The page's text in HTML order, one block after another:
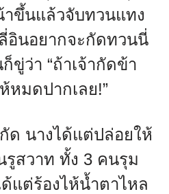
าขึ้นแล้วจับทวนแทง
อินอยากจะกัดทวนนี่
ว่า “ถ้าเจ้ากัดข้า
หมดปากเลย!”
ด นางได้แต่ปล่อยให้
รูสวาท ทั้ง 3 คนรุม
แต่ร้องไห้น้ำตาไหล